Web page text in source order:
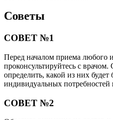
Советы
СОВЕТ №1
Перед началом приема любого
проконсультируйтесь с
определить, какой из них
индивидуальных потребностей
СОВЕТ №2